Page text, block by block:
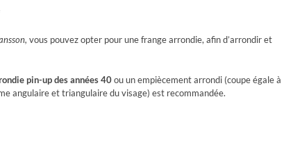
vous pouvez opter pour une frange arrondie, afin d’arrondir et
pin-up des années 40ou un empiècement arrondi (coupe égale à
angulaire et triangulaire du visage) est recommandée.